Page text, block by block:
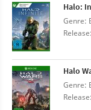
Halo:
Genre:
Halo
Genre: